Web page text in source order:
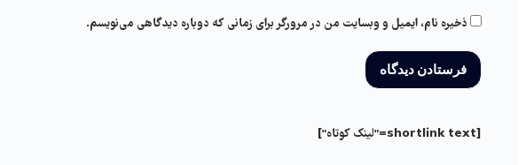
ذخیره نام، ایمیل و وبسایت من در مرورگر برای زمانی که دوباره دیدگاهی می‌نویسم.
[shortlink text="لینک کوتاه"]